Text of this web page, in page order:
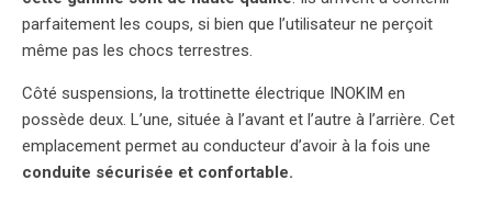
parfaitement les coups, si bien que l’utilisateur ne perçoit
même pas les chocs terrestres.
Côté suspensions, la trottinette électrique INOKIM en
possède deux. L’une, située à l’avant et l’autre à l’arrière. Cet
emplacement permet au conducteur d’avoir à la fois une
conduite sécurisée et confortable.